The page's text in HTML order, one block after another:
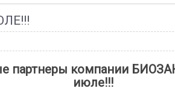
партнеры компании
июле!!!